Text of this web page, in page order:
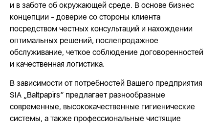
и в заботе об окружающей среде. В основе бизнес
концепции - доверие со стороны клиента
посредством честных консультаций и нахождении
оптимальных решений, послепродажное
обслуживание, четкое соблюдение договоренностей
и качественная логистика.
В зависимости от потребностей Вашего предприятия
SIA „Baltpapīrs” предлагает разнообразные
современные, высококачественные гигиенические
системы, а также профессиональные чистящие